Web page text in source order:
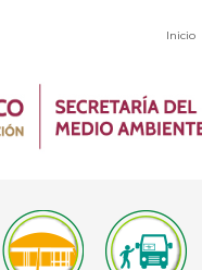
Inicio